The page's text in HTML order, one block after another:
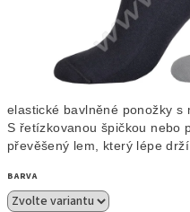
elastické bavlněné ponožky
S řetízkovanou špičkou nebo
převěšený lem, který lépe
BARVA